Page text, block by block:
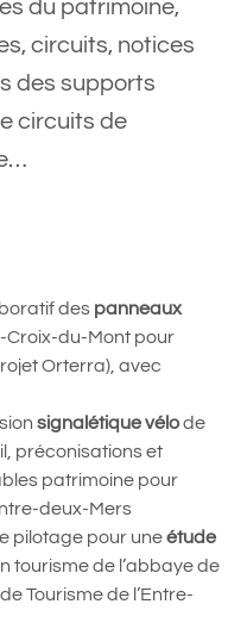
du patrimoine,
circuits, notices
des supports
circuits de
des panneaux
Croix-du-Mont pour
Orterra), avec
signalétique vélode
préconisations et
patrimoine pour
deux-Mers
pilotage pour uneétude
tourisme de l’abbaye de
Tourisme de l’Entre-